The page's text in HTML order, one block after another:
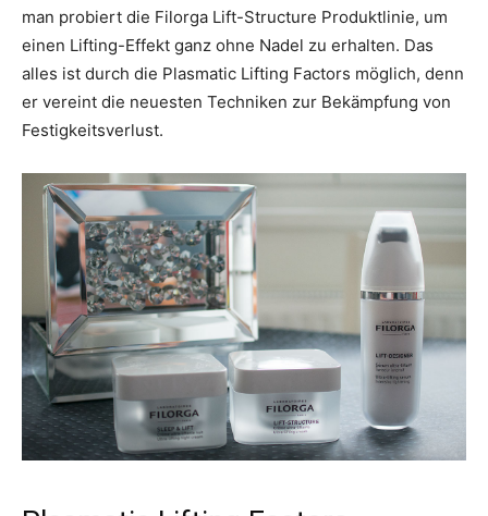
man probiert die Filorga Lift-Structure Produktlinie, um
einen Lifting-Effekt ganz ohne Nadel zu erhalten. Das
alles ist durch die Plasmatic Lifting Factors möglich, denn
er vereint die neuesten Techniken zur Bekämpfung von
Festigkeitsverlust.